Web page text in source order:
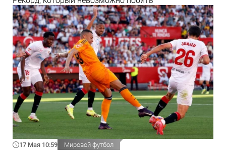
17 Мая 10:59 Мировой футбол